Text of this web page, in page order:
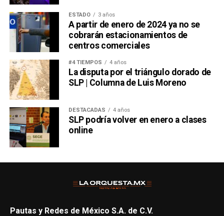
ESTADO 3 años
A partir de enero de 2024 ya no se
cobrarán estacionamientos de
centros comerciales
#4 TIEMPOS 4 años
La disputa por el triángulo dorado de
SLP | Columna de Luis Moreno
DESTACADAS 4 años
SLP podría volver en enero a clases
online
Pautas y Redes de México S.A. de C.V.